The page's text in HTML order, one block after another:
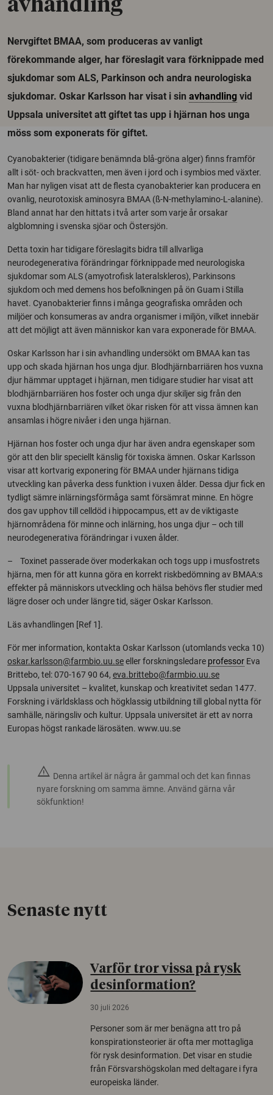
avhandling
Nervgiftet BMAA, som produceras av vanligt
förekommande alger, har föreslagit vara förknippade med
sjukdomar som ALS, Parkinson och andra neurologiska
sjukdomar. Oskar Karlsson har visat i sin avhandling vid
Uppsala universitet att giftet tas upp i hjärnan hos unga
möss som exponerats för giftet.
Cyanobakterier (tidigare benämnda blå-gröna alger) finns framför
allt i söt- och brackvatten, men även i jord och i symbios med växter.
Man har nyligen visat att de flesta cyanobakterier kan producera en
ovanlig, neurotoxisk aminosyra BMAA (ß-N-methylamino-L-alanine).
Bland annat har den hittats i två arter som varje år orsakar
algblomning i svenska sjöar och Östersjön.
Detta toxin har tidigare föreslagits bidra till allvarliga
neurodegenerativa förändringar förknippade med neurologiska
sjukdomar som ALS (amyotrofisk lateralskleros), Parkinsons
sjukdom och med demens hos befolkningen på ön Guam i Stilla
havet. Cyanobakterier finns i många geografiska områden och
miljöer och konsumeras av andra organismer i miljön, vilket innebär
att det möjligt att även människor kan vara exponerade för BMAA.
Oskar Karlsson har i sin avhandling undersökt om BMAA kan tas
upp och skada hjärnan hos unga djur. Blodhjärnbarriären hos vuxna
djur hämmar upptaget i hjärnan, men tidigare studier har visat att
blodhjärnbarriären hos foster och unga djur skiljer sig från den
vuxna blodhjärnbarriären vilket ökar risken för att vissa ämnen kan
ansamlas i högre nivåer i den unga hjärnan.
Hjärnan hos foster och unga djur har även andra egenskaper som
gör att den blir speciellt känslig för toxiska ämnen. Oskar Karlsson
visar att kortvarig exponering för BMAA under hjärnans tidiga
utveckling kan påverka dess funktion i vuxen ålder. Dessa djur fick en
tydligt sämre inlärningsförmåga samt försämrat minne. En högre
dos gav upphov till celldöd i hippocampus, ett av de viktigaste
hjärnområdena för minne och inlärning, hos unga djur – och till
neurodegenerativa förändringar i vuxen ålder.
– Toxinet passerade över moderkakan och togs upp i musfostrets
hjärna, men för att kunna göra en korrekt riskbedömning av BMAA:s
effekter på människors utveckling och hälsa behövs fler studier med
lägre doser och under längre tid, säger Oskar Karlsson.
Läs avhandlingen [Ref 1].
För mer information, kontakta Oskar Karlsson (utomlands vecka 10)
oskar.karlsson@farmbio.uu.seeller forskningsledare professor Eva
Brittebo, tel: 070-167 90 64, eva.brittebo@farmbio.uu.se
Uppsala universitet – kvalitet, kunskap och kreativitet sedan 1477.
Forskning i världsklass och högklassig utbildning till global nytta för
samhälle, näringsliv och kultur. Uppsala universitet är ett av norra
Europas högst rankade lärosäten. www.uu.se
warning Denna artikel är några år gammal och det kan finnas
nyare forskning om samma ämne. Använd gärna vår
sökfunktion!
Senaste nytt
Varför tror vissa på rysk
desinformation?
30 juli 2026
Personer som är mer benägna att tro på
konspirationsteorier är ofta mer mottagliga
för rysk desinformation. Det visar en studie
från Försvarshögskolan med deltagare i fyra
europeiska länder.